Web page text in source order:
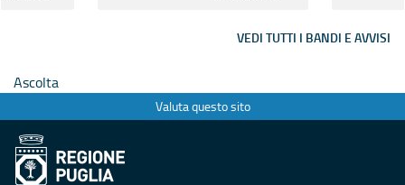
VEDI TUTTI I BANDI E AVVISI
Ascolta
Valuta questo sito